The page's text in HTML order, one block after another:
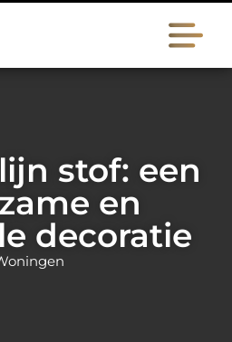
stof: een
en
decoratie